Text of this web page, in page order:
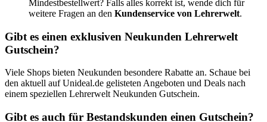
Mindestbestellwert? Falls alles korrekt ist, wende dich für
weitere Fragen an den Kundenservice von Lehrerwelt.
Gibt es einen exklusiven Neukunden Lehrerwelt
Gutschein?
Viele Shops bieten Neukunden besondere Rabatte an. Schaue bei
den aktuell auf Unideal.de gelisteten Angeboten und Deals nach
einem speziellen Lehrerwelt Neukunden Gutschein.
Gibt es auch für Bestandskunden einen Gutschein?